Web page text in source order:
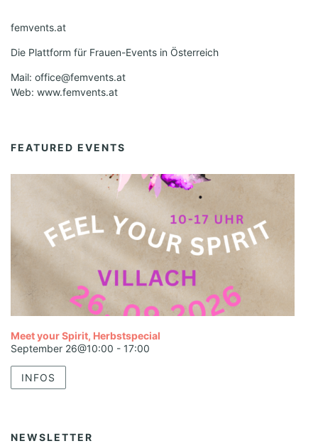
femvents.at
Die Plattform für Frauen-Events in Österreich
Mail: office@femvents.at
Web: www.femvents.at
FEATURED EVENTS
Meet your Spirit, Herbstspecial
September 26@10:00 - 17:00
INFOS
NEWSLETTER